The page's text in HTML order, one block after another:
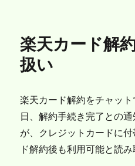
ー
楽天カード解
扱い
楽天カード解約をチャッ
日、解約手続き完了との
が、クレジットカードに
ド解約後も利用可能と読み